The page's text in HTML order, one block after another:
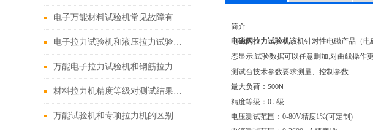
电子万能材料试验机常见故障有哪些？
电子拉力试验机和液压拉力试验机的精度哪个更高？
万能电子拉力试验机和钢筋拉力试验机的操作流程有什么不同？
材料拉力机精度等级对测试结果有哪些影响？
万能试验机和专项拉力机的区别是什么？
简介
电磁阀拉力试验机该机针对性电磁产品（
态显示,试验数据可以任意删加,对曲线操作
测试台技术参数要求测量、控制参数
最大负荷： 500N
精度等级：0.5级
电压测试范围：0-80V精度1%(可定制)